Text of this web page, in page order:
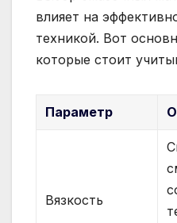
влияет на
техникой. Вот
которые стоит
Параметр
Вязкость